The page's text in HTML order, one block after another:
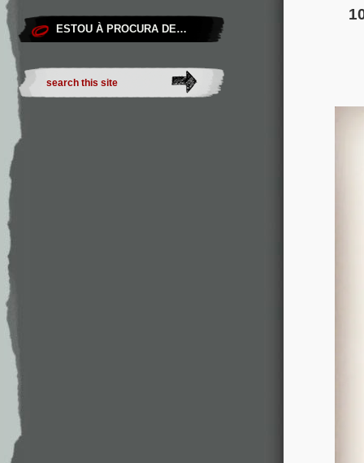
ESTOU À PROCURA DE…